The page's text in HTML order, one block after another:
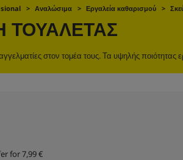
Αναλώσιμα Εργαλεία καθαρισμού
ΤΟΥΑΛΈΤΑΣ
στον τομέα τους. Τα υψηλής
for7,99€